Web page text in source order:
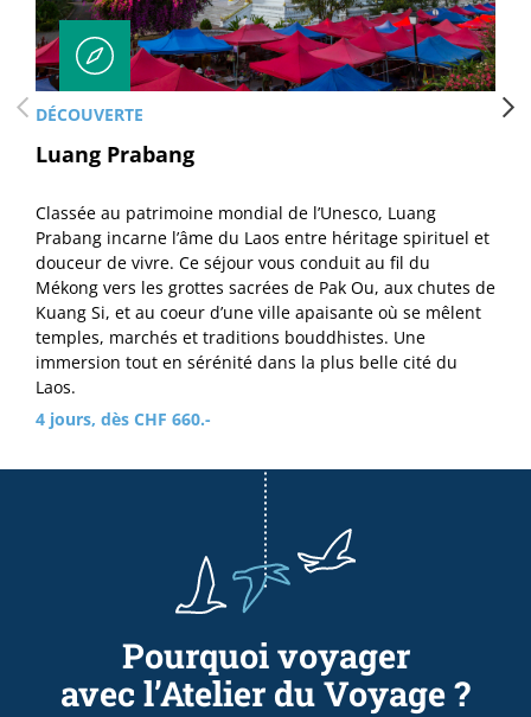
DÉCOUVERTE
Luang Prabang
Classée au patrimoine mondial de l’Unesco, Luang
Prabang incarne l’âme du Laos entre héritage spirituel et
douceur de vivre. Ce séjour vous conduit au fil du
Mékong vers les grottes sacrées de Pak Ou, aux chutes de
Kuang Si, et au coeur d’une ville apaisante où se mêlent
temples, marchés et traditions bouddhistes. Une
immersion tout en sérénité dans la plus belle cité du
Laos.
4 jours, dès CHF 660.-
Pourquoi voyager
avec l’Atelier du Voyage ?